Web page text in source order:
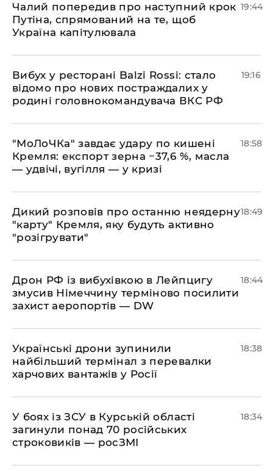
​Чалий попередив про наступний крок
Путіна, спрямований на те, щоб
Україна капітулювала
19:44
​Вибух у ресторані Balzi Rossi: стало
відомо про нових постраждалих у
родині головнокомандувача ВКС РФ
19:16
​"МоЛоЧКа" завдає удару по кишені
Кремля: експорт зерна −37,6 %, масла
— удвічі, вугілля — у кризі
18:58
​Дикий розповів про останню неядерну
"карту" Кремля, яку будуть активно
"розігрувати"
18:49
​Дрон РФ із вибухівкою в Лейпцигу
змусив Німеччину терміново посилити
захист аеропортів — DW
18:44
​Українські дрони зупинили
найбільший термінал з перевалки
харчових вантажів у Росії
18:38
​У боях із ЗСУ в Курській області
загинули понад 70 російських
строковиків — росЗМІ
18:34